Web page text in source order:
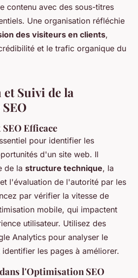
contenu avec des sous-titres
Une organisation réfléchie
des visiteurs en clients,
et le trafic organique du
Suivi de la
Efficace
pour identifier les
d'un site web. Il
de la structure technique, la
l'évaluation de l'autorité par les
par vérifier la vitesse de
mobile, qui impactent
utilisateur. Utilisez des
Analytics pour analyser le
identifier les pages à améliorer.
l'Optimisation SEO